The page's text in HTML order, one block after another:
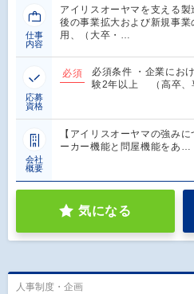
仕事
内容
アイリスオーヤマを支える
後の事業拡大および新規事
用、（大卒・…
応募
資格
必須
必須条件 ・企業にお
験2年以上 （高卒、
会社
概要
【アイリスオーヤマの強み
ーカー機能と問屋機能をあ…
気になる
人事制度・企画